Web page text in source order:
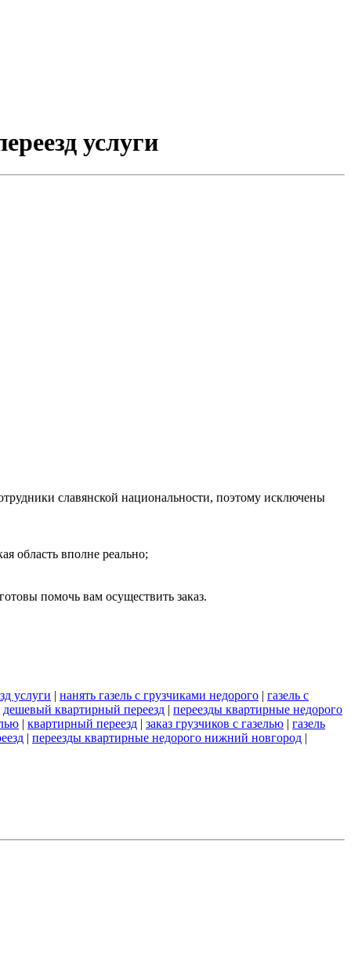
услуги
славянской национальности, поэтому исключены
область вполне реально;
помочь вам осуществить заказ.
услуги | нанять газель с грузчиками недорого | газель с
дешевый квартирный переезд | переезды квартирные недорого
| квартирный переезд | заказ грузчиков с газелью | газель
| переезды квартирные недорого нижний новгород |